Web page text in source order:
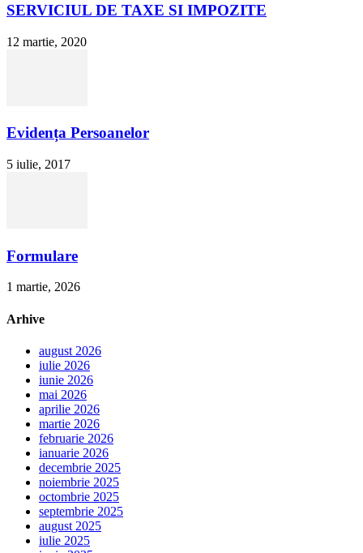
SERVICIUL DE TAXE SI IMPOZITE
12 martie, 2020
Evidența Persoanelor
5 iulie, 2017
Formulare
1 martie, 2026
Arhive
august 2026
iulie 2026
iunie 2026
mai 2026
aprilie 2026
martie 2026
februarie 2026
ianuarie 2026
decembrie 2025
noiembrie 2025
octombrie 2025
septembrie 2025
august 2025
iulie 2025